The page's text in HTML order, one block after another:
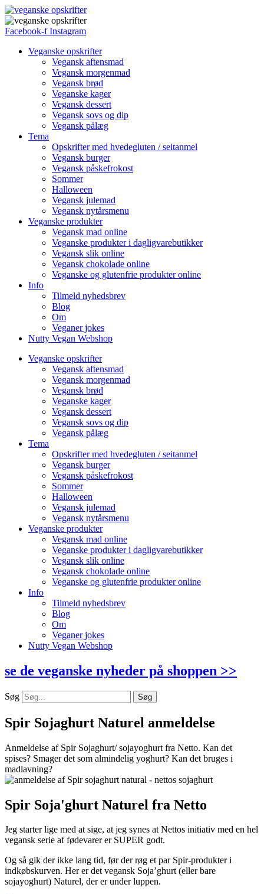
Facebook-f Instagram
Veganske opskrifter
Vegansk aftensmad
Vegansk morgenmad
Vegansk brød
Veganske kager
Vegansk dessert
Vegansk sovs og dip
Vegansk pålæg
Tema
Opskrifter med hvedegluten / seitanmel
Vegansk burger
Vegansk påskefrokost
Sommer
Halloween
Vegansk julemad
Vegansk nytårsmenu
Veganske produkter
Vegansk mad online
Veganske produkter i dagligvarebutikker
Vegansk slik online
Vegansk chokolade online
Veganske og glutenfrie produkter online
Info
Tilmeld nyhedsbrev
Blog
Om
Veganer jokes
Nutty Vegan Webshop
Veganske opskrifter
Vegansk aftensmad
Vegansk morgenmad
Vegansk brød
Veganske kager
Vegansk dessert
Vegansk sovs og dip
Vegansk pålæg
Tema
Opskrifter med hvedegluten / seitanmel
Vegansk burger
Vegansk påskefrokost
Sommer
Halloween
Vegansk julemad
Vegansk nytårsmenu
Veganske produkter
Vegansk mad online
Veganske produkter i dagligvarebutikker
Vegansk slik online
Vegansk chokolade online
Veganske og glutenfrie produkter online
Info
Tilmeld nyhedsbrev
Blog
Om
Veganer jokes
Nutty Vegan Webshop
se de veganske nyheder på shoppen >>
Søg Søg
Spir Sojaghurt Naturel anmeldelse
Anmeldelse af Spir Sojaghurt/ sojayoghurt fra Netto. Kan det
spises? Smager det som almindelig yoghurt? Kan det bruges i
madlavning?
Spir Soja'ghurt Naturel fra Netto
Jeg starter lige med at sige, at jeg synes at Nettos initiativ med en hel
vegansk serie af fødevarer er SUPER godt.
Og så gik der ikke lang tid, før der røg et par Spir-produkter i
indkøbskurven. Her er det vegansk Soja’ghurt (eller bare
sojayoghurt) Naturel, der er under luppen.